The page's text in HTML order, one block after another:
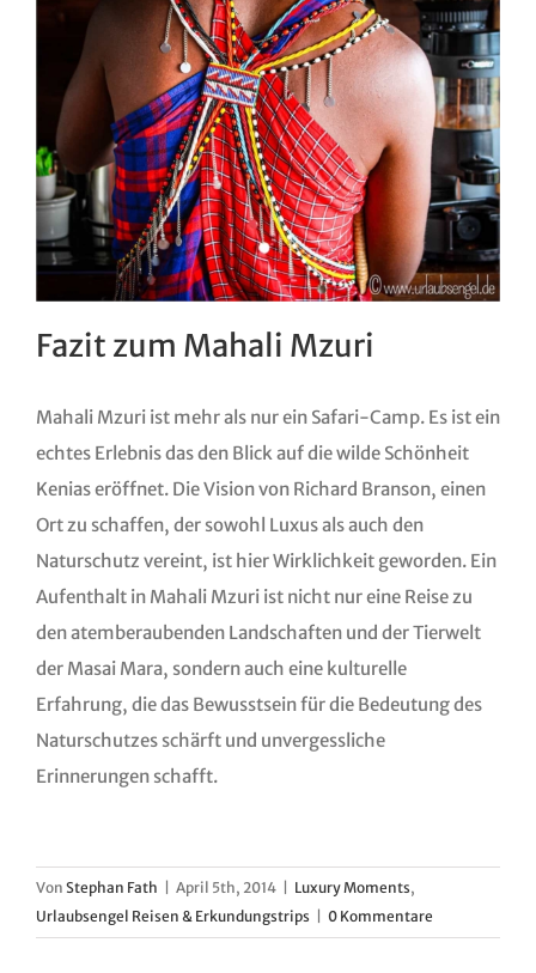
Fazit zum Mahali Mzuri
Mahali Mzuri ist mehr als nur ein Safari-Camp. Es ist ein
echtes Erlebnis das den Blick auf die wilde Schönheit
Kenias eröffnet. Die Vision von Richard Branson, einen
Ort zu schaffen, der sowohl Luxus als auch den
Naturschutz vereint, ist hier Wirklichkeit geworden. Ein
Aufenthalt in Mahali Mzuri ist nicht nur eine Reise zu
den atemberaubenden Landschaften und der Tierwelt
der Masai Mara, sondern auch eine kulturelle
Erfahrung, die das Bewusstsein für die Bedeutung des
Naturschutzes schärft und unvergessliche
Erinnerungen schafft.
Von Stephan Fath April 5th, 2014 Luxury Moments,
Urlaubsengel Reisen & Erkundungstrips
0 Kommentare